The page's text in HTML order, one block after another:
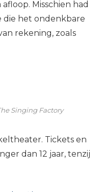
Misschien had
die het ondenkbare
rekening, zoals
Singing Factory
Tickets en
dan 12 jaar, tenzij